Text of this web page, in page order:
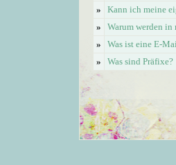
»
Kann ich meine
»
Warum werden in
»
Was ist eine E-
»
Was sind Präfixe?